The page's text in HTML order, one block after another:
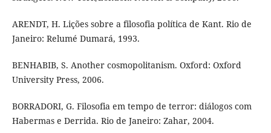
ARENDT, H. Lições sobre a filosofia política de Kant. Rio de
Janeiro: Relumé Dumará, 1993.
BENHABIB, S. Another cosmopolitanism. Oxford: Oxford
University Press, 2006.
BORRADORI, G. Filosofia em tempo de terror: diálogos com
Habermas e Derrida. Rio de Janeiro: Zahar, 2004.